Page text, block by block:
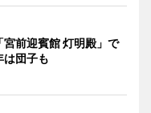
前迎賓館 灯明殿」で
団子も